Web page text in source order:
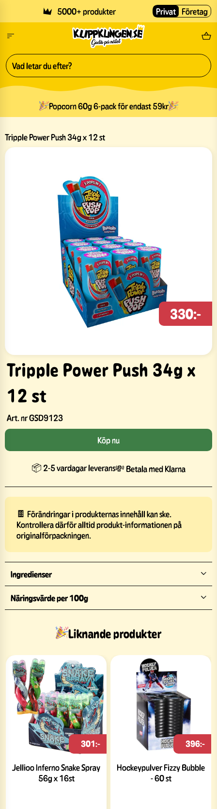
5000+ produkter Fri
Privat Företag
Popcorn 60g 6-pack för endast 59kr
Tripple Power Push 34g x 12 st
Tripple Power Push 34g x
12 st
Art. nrGSD9123
330:-
Köp nu
📦 2-5 vardagar leverans💸 Betala med Klarna
🍫 Förändringar i produkternas innehåll kan ske.
Kontrollera därför alltid produkt-informationen på
originalförpackningen.
Ingredienser
Näringsvärde per 100g
Liknande produkter
Jellioo Inferno Snake Spray
56g x 16st
301:-
Hockeypulver Fizzy Bubble
- 60 st
396:-